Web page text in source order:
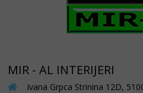
MIR - AL INTERIJERI
Ivana Grpca Strinina 12D,